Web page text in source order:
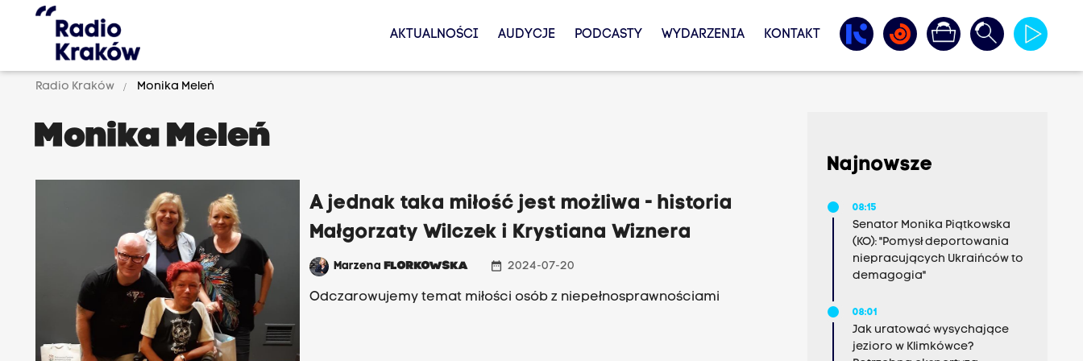
AKTUALNOŚCI AUDYCJE PODCASTY WYDARZENIA KONTAKT
Radio Kraków Monika Meleń
Monika Meleń
A jednak taka miłość jest możliwa - historia
Małgorzaty Wilczek i Krystiana Wiznera
MarzenaFLORKOWSKA date_range 2024-07-20
Odczarowujemy temat miłości osób z niepełnosprawnościami
Najnowsze
08:15
Senator Monika Piątkowska
(KO): "Pomysł deportowania
niepracujących Ukraińców to
demagogia"
08:01
Jak uratować wysychające
jezioro w Klimkówce?